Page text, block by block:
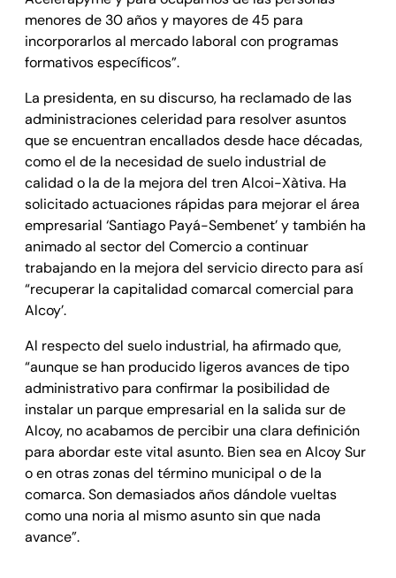
menores de 30 años y mayores de 45 para
incorporarlos al mercado laboral con programas
formativos específicos”.
La presidenta, en su discurso, ha reclamado de las
administraciones celeridad para resolver asuntos
que se encuentran encallados desde hace décadas,
como el de la necesidad de suelo industrial de
calidad o la de la mejora del tren Alcoi-Xàtiva. Ha
solicitado actuaciones rápidas para mejorar el área
empresarial ‘Santiago Payá-Sembenet’ y también ha
animado al sector del Comercio a continuar
trabajando en la mejora del servicio directo para así
“recuperar la capitalidad comarcal comercial para
Alcoy’.
Al respecto del suelo industrial, ha afirmado que,
“aunque se han producido ligeros avances de tipo
administrativo para confirmar la posibilidad de
instalar un parque empresarial en la salida sur de
Alcoy, no acabamos de percibir una clara definición
para abordar este vital asunto. Bien sea en Alcoy Sur
o en otras zonas del término municipal o de la
comarca. Son demasiados años dándole vueltas
como una noria al mismo asunto sin que nada
avance”.